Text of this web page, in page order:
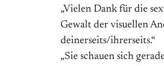
„Vielen Dank für die
Gewalt der visuellen
deinerseits/ihrerseits.“
„Sie schauen sich